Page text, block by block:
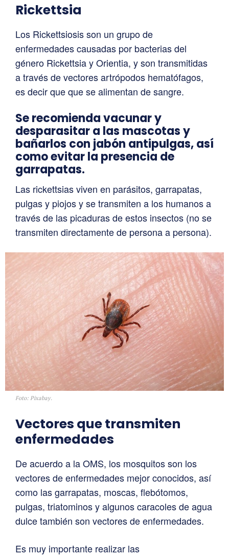
Rickettsia
Los Rickettsiosis son un grupo de
enfermedades causadas por bacterias del
género Rickettsia y Orientia, y son transmitidas
a través de vectores artrópodos hematófagos,
es decir que que se alimentan de sangre.
Se recomienda vacunar y
desparasitar a las mascotas y
bañarlos con jabón antipulgas, así
como evitar la presencia de
garrapatas.
Las rickettsias viven en parásitos, garrapatas,
pulgas y piojos y se transmiten a los humanos a
través de las picaduras de estos insectos (no se
transmiten directamente de persona a persona).
Foto: Pixabay.
Vectores que transmiten
enfermedades
De acuerdo a la OMS, los mosquitos son los
vectores de enfermedades mejor conocidos, así
como las garrapatas, moscas, flebótomos,
pulgas, triatominos y algunos caracoles de agua
dulce también son vectores de enfermedades.
Es muy importante realizar las